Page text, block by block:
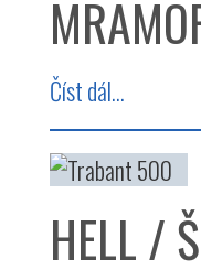
Číst dál...
HELL /